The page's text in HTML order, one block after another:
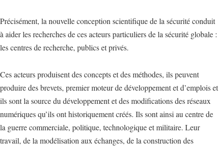
Précisément, la nouvelle conception scientifique de la sécurité conduit
à aider les recherches de ces acteurs particuliers de la sécurité globale :
les centres de recherche, publics et privés.
Ces acteurs produisent des concepts et des méthodes, ils peuvent
produire des brevets, premier moteur de développement et d’emplois et
ils sont la source du développement et des modifications des réseaux
numériques qu’ils ont historiquement créés. Ils sont ainsi au centre de
la guerre commerciale, politique, technologique et militaire. Leur
travail, de la modélisation aux échanges, de la construction des